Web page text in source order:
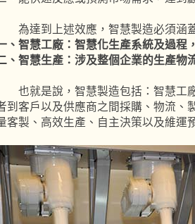
達到上述效應，智慧製造必須涵蓋
、智慧工廠：智慧化生產系統及過程
、智慧生產：涉及整個企業的生產物
就是說，智慧製造包括：智慧工廠
到客戶以及供應商之間採購、物流、
客製、高效生產、自主決策以及維運